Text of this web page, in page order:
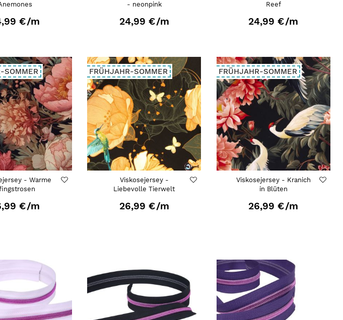
€/m
- neonpink
24,99 €/m
Reef
24,99 €/m
SOMMER
- Warme
€/m
FRÜHJAHR-SOMMER
Viskosejersey -
Liebevolle Tierwelt
26,99 €/m
FRÜHJAHR-SOMMER
Viskosejersey - Kranich
in Blüten
26,99 €/m